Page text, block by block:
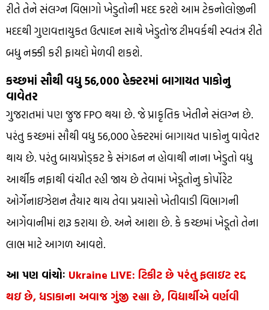
રીતે તેને સંલગ્ન વિભાગો ખેડુતોની મદદ કરશે આમ ટેકનોલોજીની
મદદથી ગુણવત્તાયુકત ઉત્પાદન સાથે ખેડુતોજ ટીમવર્કથી સ્વતંત્ર રીતે
બધુ નક્કી કરી ફાયદો મેળવી શકશે.
કચ્છમાં સૌથી વધુ 56,000 હેક્ટરમાં બાગાયત પાકોનુ
વાવેતર
ગુજરાતમાં પણ જુજ FPO થયા છે. જે પ્રાકૃતિક ખેતીને સંલગ્ન છે.
પરંતુ કચ્છમાં સૌથી વધુ 56,000 હેક્ટરમાં બાગાયત પાકોનુ વાવેતર
થાય છે. પરંતુ બાયપ્રોડ્કટ કે સંગઠન ન હોવાથી નાના ખેડુતો વધુ
આર્થીક નફાથી વંચીત રહી જાય છે તેવામાં ખેડૂતોનુ કોર્પોરેટ
ઓર્ગેનાઇઝેશન તૈયાર થાય તેવા પ્રયાસો ખેતીવાડી વિભાગની
આગેવાનીમાં શરૂ કરાયા છે. અને આશા છે. કે કચ્છમાં ખેડૂતો તેના
લાભ માટે આગળ આવશે.
આ પણ વાંચોઃ Ukraine LIVE: ટિકીટ છે પરંતુ ફલાઇટ રદ્દ
થઇ છે, ધડાકાના અવાજ ગુંજી રહ્યા છે, વિદ્યાર્થીએ વર્ણવી